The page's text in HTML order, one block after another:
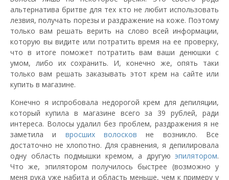
альтернатива бритве для тех кто не любит использовать
лезвия, получать порезы и раздражение на коже. Поэтому
только вам решать верить на слово всей информации,
которую вы видите или потратить время на ее проверку,
что в итоге поможет потратить вам ваши денюшки с
умом, либо их сохранить. И, конечно же, опять таки
только вам решать заказывать этот крем на сайте или
купить в магазине.
Конечно я испробовала недорогой крем для депиляции,
который купила в магазине всего за 39 рублей, ради
интереса. Волосы удалил без проблем, раздражения я не
заметила и вросших волосков не возникло. Все
достаточно не хлопотно. Для сравнения, я депилировала
одну область подмышки кремом, а другую эпилятором.
Что же, эпилятором получилось быстрее (возможно у
меня рука уже набита и область меньше, чем к примеру у